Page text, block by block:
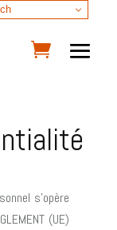
s’opère
(UE)